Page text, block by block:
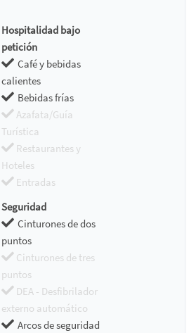
Hospitalidad bajo
petición
Café y bebidas
calientes
Bebidas frías
Azafata/Guía
Turística
Restaurantes y
Hoteles
Entradas
Seguridad
Cinturones de dos
puntos
Cinturones de tres
puntos
DEA - Desfibrilador
externo automático
Arcos de seguridad